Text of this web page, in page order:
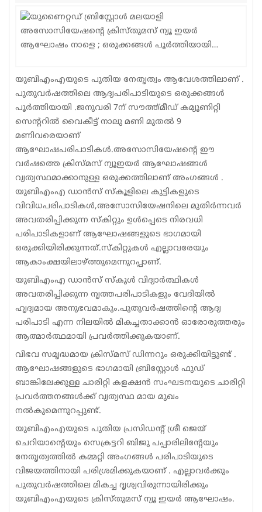
Sports
Law
Gallery
യുബിഎംഎയുടെ പുതിയ നേതൃത്വം ആവേശത്തിലാണ് .
പുതുവര്‍ഷത്തിലെ ആദ്യപരിപാടിയുടെ ഒരുക്കങ്ങള്‍
പൂര്‍ത്തിയായി .ജനുവരി 7ന് സൗത്ത്മീഡ് കമ്യൂണിറ്റി
സെന്ററില്‍ വൈകീട്ട് നാലു മണി മുതല്‍ 9
മണിവരെയാണ്
ആഘോഷപരിപാടികള്‍.അസോസിയേഷന്റെ ഈ
വര്‍ഷത്തെ ക്രിസ്മസ് ന്യൂഇയര്‍ ആഘോഷങ്ങള്‍
വ്യത്യസ്ഥമാക്കാനുള്ള ഒരുക്കത്തിലാണ് അംഗങ്ങള്‍ .
യുബിഎംഎ ഡാന്‍സ് സ്‌കൂളിലെ കുട്ടികളുടെ
വിവിധപരിപാടികള്‍,അസോസിയേഷനിലെ മുതിര്‍ന്നവര്‍
അവതരിപ്പിക്കുന്ന സ്‌കിറ്റും ഉള്‍പ്പെടെ നിരവധി
പരിപാടികളാണ് ആഘോഷങ്ങളുടെ ഭാഗമായി
ഒരുക്കിയിരിക്കുന്നത്.സ്‌കിറ്റുകള്‍ എല്ലാവരേയും
ആകാംക്ഷയിലാഴ്ത്തുമെന്നുറപ്പാണ്.
യുബിഎംഎ ഡാന്‍സ് സ്‌കൂള്‍ വിദ്യാര്‍ത്ഥികള്‍
അവതരിപ്പിക്കുന്ന നൃത്തപരിപാടികളും വേദിയില്‍
ഹൃദ്യമായ അനുഭവമാകും.പുതുവര്‍ഷത്തിന്റെ ആദ്യ
പരിപാടി എന്ന നിലയില്‍ മികച്ചതാക്കാന്‍ ഓരോരുത്തരും
ആത്മാര്‍ത്ഥമായി പ്രവര്‍ത്തിക്കുകയാണ്.
വിഭവ സമൃദ്ധമായ ക്രിസ്മസ് ഡിന്നറും ഒരുക്കിയിട്ടുണ്ട് .
ആഘോഷങ്ങളുടെ ഭാഗമായി ബ്രിസ്റ്റോള്‍ ഫുഡ്
ബാങ്കിലേക്കുള്ള ചാരിറ്റി കളക്ഷന്‍ സംഘടനയുടെ ചാരിറ്റി
പ്രവര്‍ത്തനങ്ങള്‍ക്ക് വ്യത്യസ്ഥ മായ മുഖം
നല്‍കുമെന്നുറപ്പുണ്ട്.
യുബിഎംഎയുടെ പുതിയ പ്രസിഡന്റ് ശ്രീ ജെയ്
ചെറിയാന്റെയും സെക്രട്ടറി ബിജു പപ്പാരിലിന്റേയും
നേതൃത്വത്തില്‍ കമ്മറ്റി അംഗങ്ങള്‍ പരിപാടിയുടെ
വിജയത്തിനായി പരിശ്രമിക്കുകയാണ് . എല്ലാവര്‍ക്കും
പുതുവര്‍ഷത്തിലെ മികച്ച ദൃശ്യവിരുന്നായിരിക്കും
യുബിഎംഎയുടെ ക്രിസ്തുമസ് ന്യൂ ഇയര്‍ ആഘോഷം.